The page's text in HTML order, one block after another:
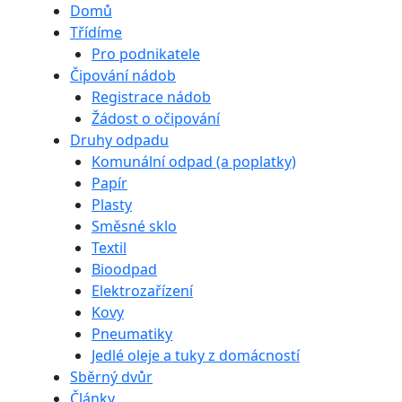
Domů
Třídíme
Pro podnikatele
Čipování nádob
Registrace nádob
Žádost o očipování
Druhy odpadu
Komunální odpad (a poplatky)
Papír
Plasty
Směsné sklo
Textil
Bioodpad
Elektrozařízení
Kovy
Pneumatiky
Jedlé oleje a tuky z domácností
Sběrný dvůr